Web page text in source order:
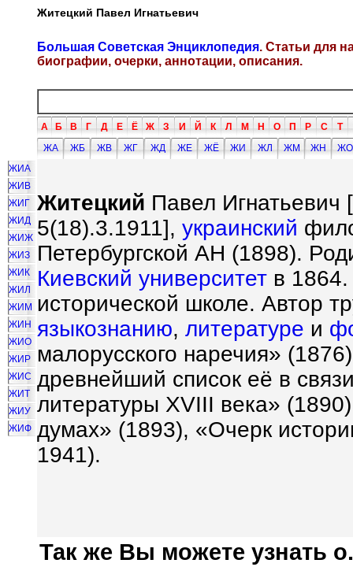
Житецкий Павел Игнатьевич
Большая Советская Энциклопедия. Статьи для
биографии, очерки, аннотации, описания.
А Б В Г Д Е Ё Ж З И Й К Л М Н О П Р С Т
ЖА
ЖБ ЖВ ЖГ ЖД ЖЕ ЖЁ ЖИ ЖЛ ЖМ ЖН
ЖО
ЖИА
ЖИВ
ЖИГ
ЖИД
ЖИЖ
ЖИЗ
ЖИК
ЖИЛ
ЖИМ
ЖИН
ЖИО
ЖИР
ЖИС
ЖИТ
ЖИУ
ЖИФ
Житецкий Павел
5(18).3.1911], украинский
Петербургской АН (1898).
Киевский университет в
исторической школе. Автор
языкознанию, литературе и
малорусского наречия»
древнейший список её в
литературы XVIII века»
думах» (1893), «Очерк
1941).
Так же Вы можете узнать